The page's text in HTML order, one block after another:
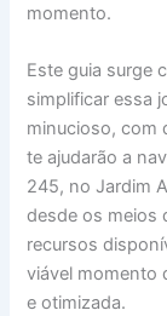
momento.
Este guia surge
simplificar essa
minucioso, com
te ajudarão a
245, no Jardim
desde os meios
recursos
viável momento
e otimizada.